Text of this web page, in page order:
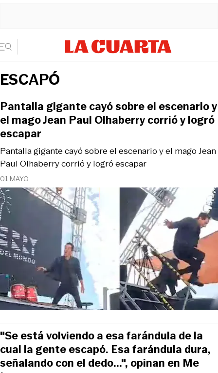
ESCAPÓ
01 MAYO
Pantalla gigante cayó sobre el escenario y el mago Jean
Paul Olhaberry corrió y logró escapar
Pantalla gigante cayó sobre el escenario y
el mago Jean Paul Olhaberry corrió y logró
escapar
"Se está volviendo a esa farándula de la
cual la gente escapó. Esa farándula dura,
señalando con el dedo...", opinan en Me